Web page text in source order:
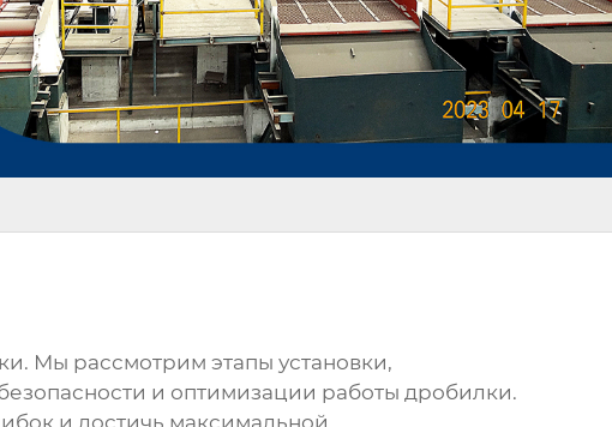
. Мы рассмотрим этапы установки,
и оптимизации работы дробилки.